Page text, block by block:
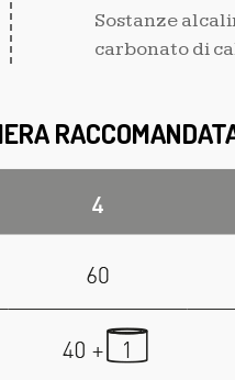
Sostanze
carbonato di